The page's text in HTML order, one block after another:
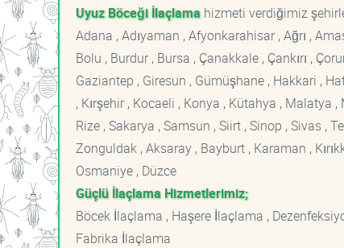
Uyuz Böceği İlaçlama hizmeti verdiğimiz
Adana , Adıyaman , Afyonkarahisar , Ağrı ,
Bolu , Burdur , Bursa , Çanakkale , Çankırı ,
Gaziantep , Giresun , Gümüşhane , Hakkari ,
, Kırşehir , Kocaeli , Konya , Kütahya , Malatya
Rize , Sakarya , Samsun , Siirt , Sinop , Sivas ,
Zonguldak , Aksaray , Bayburt , Karaman ,
Osmaniye , Düzce
Güçlü İlaçlama Hizmetlerimiz;
Böcek İlaçlama , Haşere İlaçlama ,
Fabrika İlaçlama